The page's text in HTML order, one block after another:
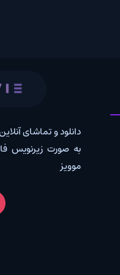
و تماشای آنلاین جدید ترین
صورت زیرنویس فارسی